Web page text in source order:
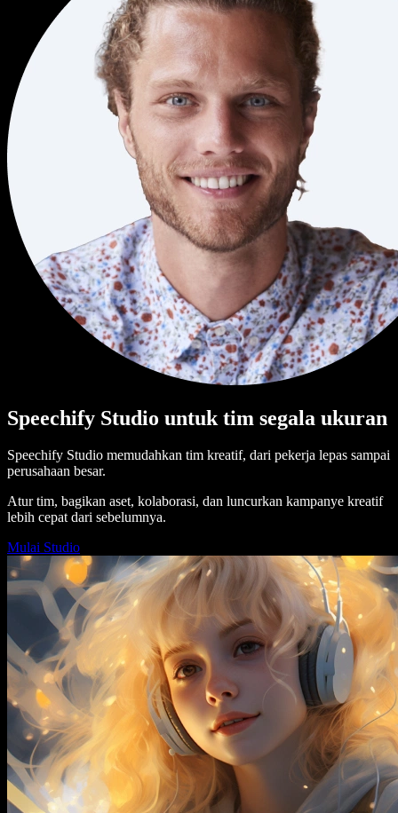
Speechify Studio untuk tim segala ukuran
Speechify Studio memudahkan tim kreatif, dari pekerja lepas sampai
perusahaan besar.
Atur tim, bagikan aset, kolaborasi, dan luncurkan kampanye kreatif
lebih cepat dari sebelumnya.
Mulai Studio